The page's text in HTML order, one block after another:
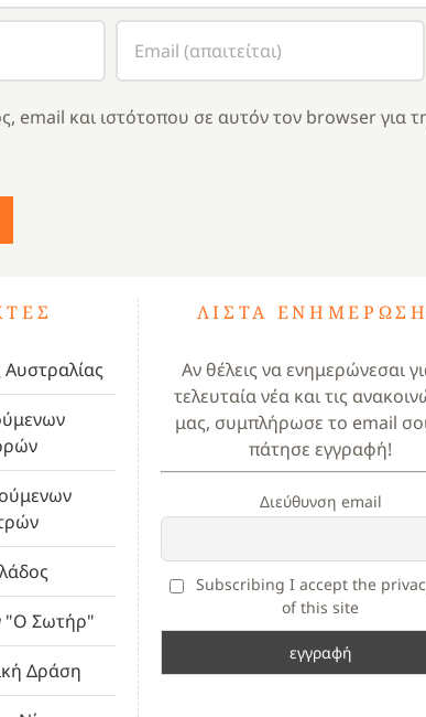
email και ιστότοπου σε αυτόν τον browser για
"Ο Σωτήρ"
Δράση
ΛΊΣΤΑ
Αν θέλεις να ενημερώνεσαι
τελευταία νέα και τις
μας, συμπλήρωσε το email
πάτησε εγγραφή!
Διεύθυνση email
Subscribing I accept the
of this site